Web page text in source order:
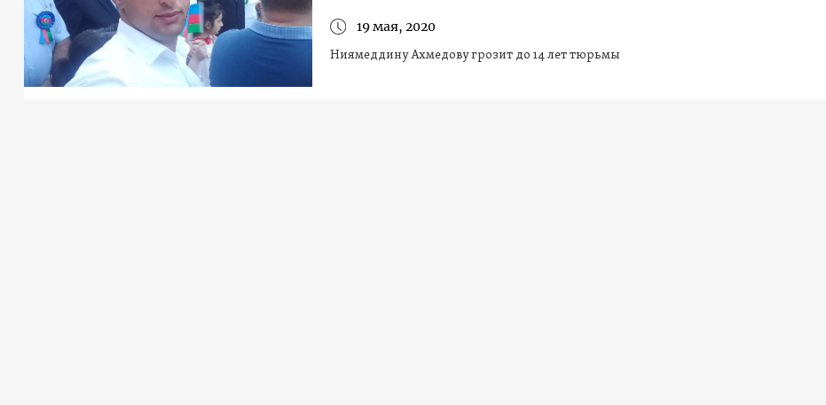
19 мая, 2020
Ниямеддину Ахмедову грозит до 14 лет тюрьмы